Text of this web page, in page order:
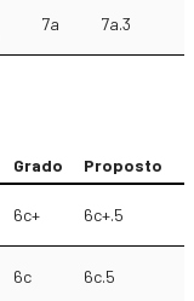
7a 7a.3
Grado Proposto
6c+ 6c+.5
6c 6c.5